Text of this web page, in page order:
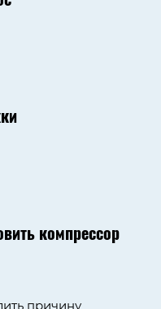
компрессор
причину